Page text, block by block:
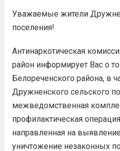
Уважаемые жители
поселения!
Антинаркотическая
район информирует Вас о
Белореченского района, в
Дружненского сельского
межведомственная
профилактическая
направленная на
уничтожение незаконных